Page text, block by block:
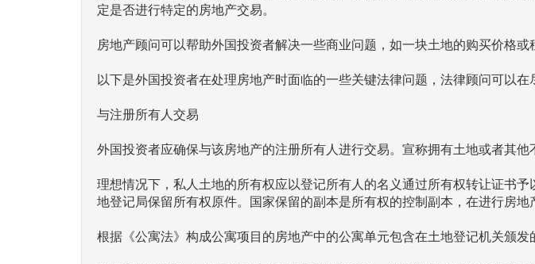
定是否进行特定的房地产交易。
房地产顾问可以帮助外国投资者解决一些商业问题，如一块土地的购买价格或
以下是外国投资者在处理房地产时面临的一些关键法律问题，法律顾问可以在
与注册所有人交易
外国投资者应确保与该房地产的注册所有人进行交易。宣称拥有土地或者其
理想情况下，私人土地的所有权应以登记所有人的名义通过所有权转让证书
地登记局保留所有权原件。国家保留的副本是所有权的控制副本，在进行房
根据《公寓法》构成公寓项目的房地产中的公寓单元包含在土地登记机关颁发